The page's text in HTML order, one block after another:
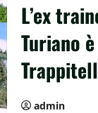
L’ex
Turiano
admin